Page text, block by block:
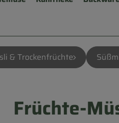
& Trockenfrüchte
Früchte-
Produkt zu Favouriten hinzufügen